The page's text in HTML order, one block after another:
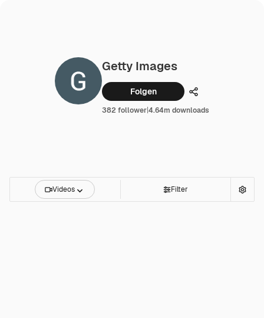
Getty Images
Folgen Teilen
382 follower|4.64m downloads
Videos Filter